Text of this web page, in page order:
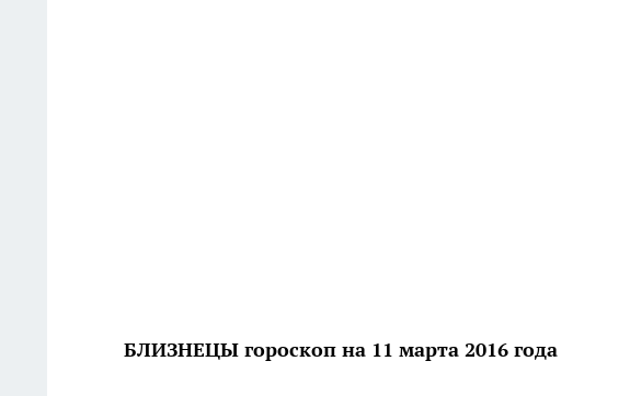
БЛИЗНЕЦЫ гороскоп на 11 марта 2016 года